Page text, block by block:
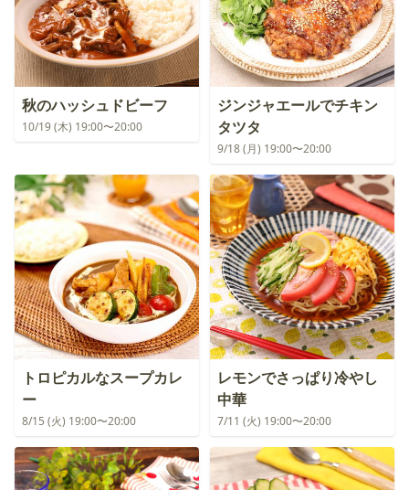
秋のハッシュドビーフ
10/19 (木) 19:00〜20:00
ジンジャエールでチキン
タツタ
9/18 (月) 19:00〜20:00
トロピカルなスープカレ
ー
8/15 (火) 19:00〜20:00
レモンでさっぱり冷やし
中華
7/11 (火) 19:00〜20:00